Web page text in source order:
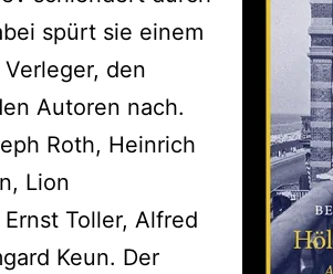
spürt sie einem
den
Autoren nach.
Roth, Heinrich
Lion
Toller, Alfred
Keun. Der